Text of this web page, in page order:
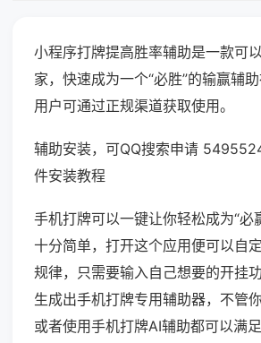
小程序打牌提高胜率辅助是一款可
家，快速成为一个“必胜”的输赢辅
用户可通过正规渠道获取使用。
辅助安装，可QQ搜索申请
件安装教程
手机打牌可以一键让你轻松成为“必
十分简单，打开这个应用便可以自
规律，只需要输入自己想要的开挂
生成出手机打牌专用辅助器，不管
或者使用手机打牌AI辅助都可以满足